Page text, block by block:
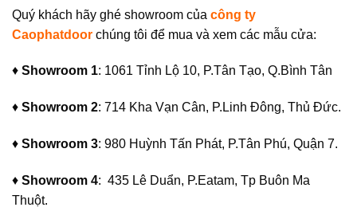
Quý khách hãy ghé showroom của công ty
Caophatdoor chúng tôi để mua và xem các mẫu cửa:
♦ Showroom 1: 1061 Tỉnh Lộ 10, P.Tân Tạo, Q.Bình Tân
♦ Showroom 2: 714 Kha Vạn Cân, P.Linh Đông, Thủ Đức.
♦ Showroom 3: 980 Huỳnh Tấn Phát, P.Tân Phú, Quận 7.
♦ Showroom 4: 435 Lê Duẩn, P.Eatam, Tp Buôn Ma
Thuột.